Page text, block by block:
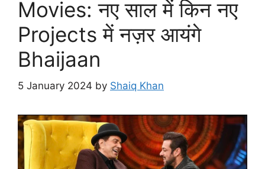
Movies: नए साल में किन नए
Projects में नज़र आयंगे
Bhaijaan
5 January 2024 by Shaiq Khan